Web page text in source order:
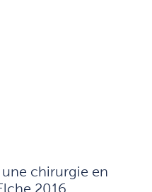
chirurgie en
2016